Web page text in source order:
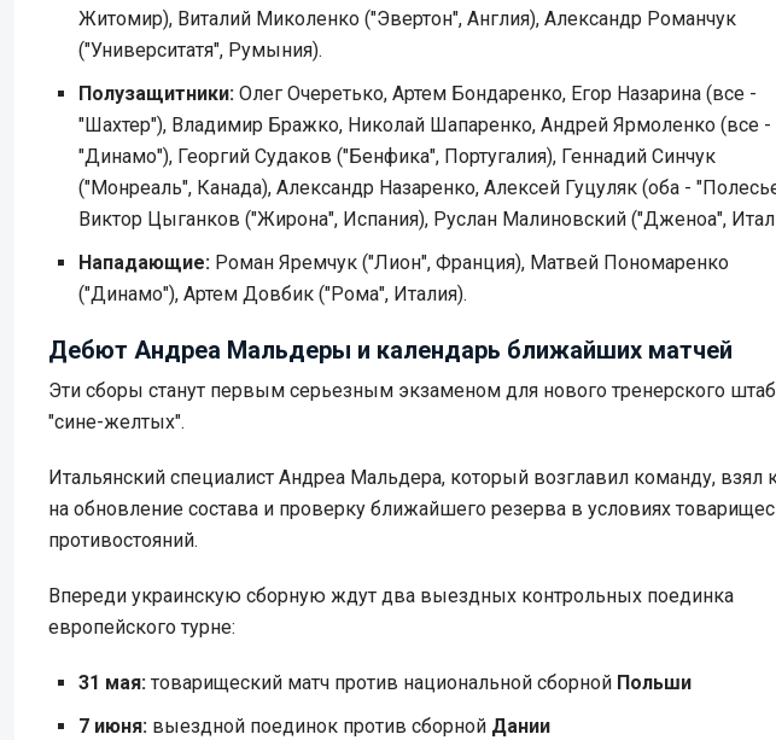
Житомир), Виталий Миколенко ("Эвертон", Англия), Александр Романчук
("Университатя", Румыния).
Полузащитники: Олег Очеретько, Артем Бондаренко, Егор Назарина (все -
"Шахтер"), Владимир Бражко, Николай Шапаренко, Андрей Ярмоленко (все -
"Динамо"), Георгий Судаков ("Бенфика", Португалия), Геннадий Синчук
("Монреаль", Канада), Александр Назаренко, Алексей Гуцуляк (оба -
Виктор Цыганков ("Жирона", Испания), Руслан Малиновский ("Дженоа",
Нападающие: Роман Яремчук ("Лион", Франция), Матвей Пономаренко
("Динамо"), Артем Довбик ("Рома", Италия).
Дебют Андреа Мальдеры и календарь ближайших матчей
Эти сборы станут первым серьезным экзаменом для нового тренерского
"сине-желтых".
Итальянский специалист Андреа Мальдера, который возглавил команду, взял
на обновление состава и проверку ближайшего резерва в условиях
противостояний.
Впереди украинскую сборную ждут два выездных контрольных поединка
европейского турне:
31 мая: товарищеский матч против национальной сборной Польши
7 июня: выездной поединок против сборной Дании